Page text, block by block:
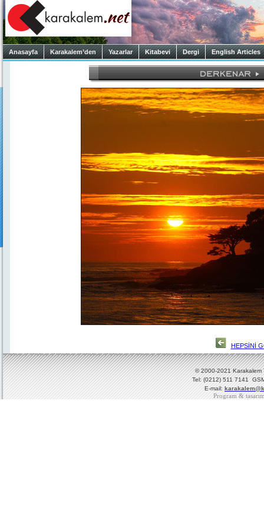
Anasayfa Karakalem’den Yazarlar Kitabevi Dergi English Articles
HEPSİNİ
© 2000-2021 Karakalem
Tel: (0212) 511 7141
E-mail:
Program &